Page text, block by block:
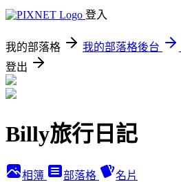
登入
我的部落格 我的部落格後台
登出
Billy旅行日記
相簿 部落格 名片